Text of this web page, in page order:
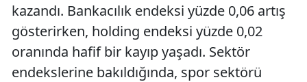
kazandı. Bankacılık endeksi yüzde 0,06 artış
gösterirken, holding endeksi yüzde 0,02
oranında hafif bir kayıp yaşadı. Sektör
endekslerine bakıldığında, spor sektörü